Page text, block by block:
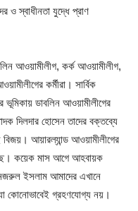
ও স্বাধীনতা যুদ্ধে প্রাণ
আওয়ামীলীগ, কর্ক আওয়ামীলীগ,
কর্মীরা। সার্বিক
ভূমিকায় ডাবলিন আওয়ামীলীগের
দিলদার হোসেন তাদের বক্তব্যে
আয়ারল্যান্ড আওয়ামীলীগের
কয়েক মাস আগে আহবায়ক
ইসলাম আমাদের এখানে
যা কোনোভাবেই গ্রহণযোগ্য নয়।